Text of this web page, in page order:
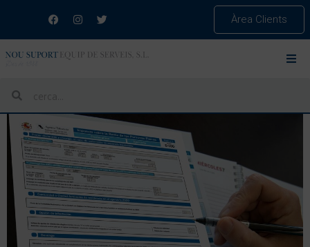
Àrea Clients
DIA:13 D'ABRIL DE 2026
A UNA PART MOLT IMPORTANT DELS TREBALLADORS